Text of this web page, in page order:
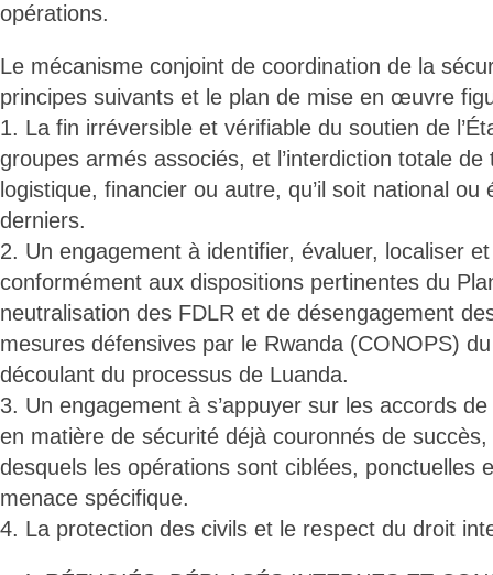
opérations.
Le mécanisme conjoint de coordination de la
principes suivants et le plan de mise en œuvre
1. La fin irréversible et vérifiable du soutien de
groupes armés associés, et l’interdiction totale
logistique, financier ou autre, qu’il soit national ou
derniers.
2. Un engagement à identifier, évaluer, localiser
conformément aux dispositions pertinentes du
neutralisation des FDLR et de désengagement
mesures défensives par le Rwanda (CONOPS)
découlant du processus de Luanda.
3. Un engagement à s’appuyer sur les accords
en matière de sécurité déjà couronnés de
desquels les opérations sont ciblées, ponctuelles
menace spécifique.
4. La protection des civils et le respect du droit